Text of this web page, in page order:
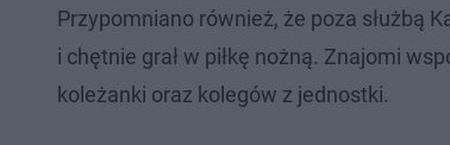
Przypomniano również, że poza służbą
i chętnie grał w piłkę nożną. Znajomi
koleżanki oraz kolegów z jednostki.